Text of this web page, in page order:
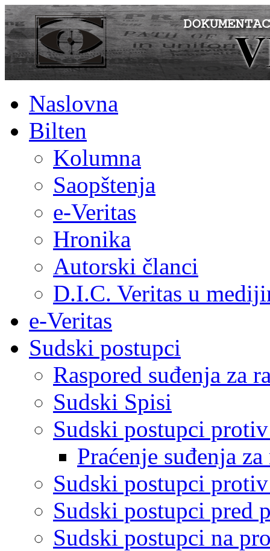
Naslovna
Bilten
Kolumna
Saopštenja
e-Veritas
Hronika
Autorski članci
D.I.C. Veritas u
e-Veritas
Sudski postupci
Raspored suđenja za
Sudski Spisi
Sudski postupci
Praćenje suđenja
Sudski postupci
Sudski postupci pred
Sudski postupci na